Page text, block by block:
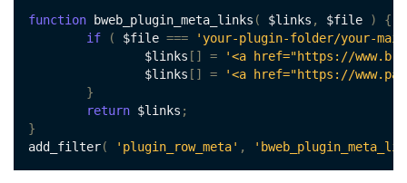
function bweb_plugin_meta_links ( $links , $file )
{
if
( $file ===
'your-plugin-folder/your-
		$links
[] =
'<a href="https://
		$links
[] =
'<a href="https://
}
return $links ;
}
add_filter( 'plugin_row_meta' ,